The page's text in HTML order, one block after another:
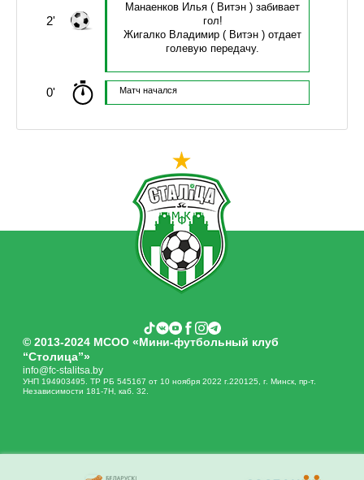
2'
Манаенков Илья ( Витэн )забивает
гол!
Жигалко Владимир ( Витэн )отдает
голевую передачу.
0' Матч начался
© 2013-2024 МСОО «Мини-футбольный клуб
“Столица”»
info@fc-stalitsa.by
УНП 194903495. ТР РБ 545167 от 10 ноября 2022 г.220125, г. Минск, пр-т.
Независимости 181-7Н, каб. 32.